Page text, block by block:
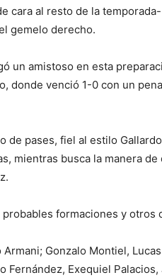
cara al resto de la
gemelo derecho.
un amistoso en esta
donde venció 1-0 con un
de pases, fiel al estilo
mientras busca la manera
probables formaciones y otros
Armani; Gonzalo Montiel,
Fernández, Exequiel